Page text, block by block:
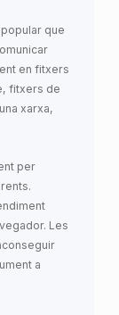
que
en fitxers
fitxers de
xarxa,
per
Les
a